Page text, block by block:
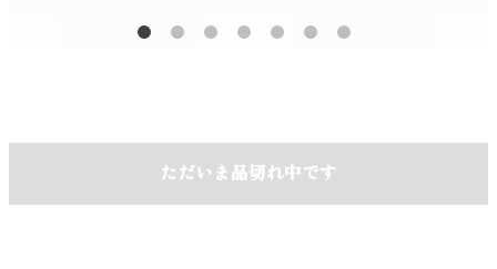
ただいま品切れ中です